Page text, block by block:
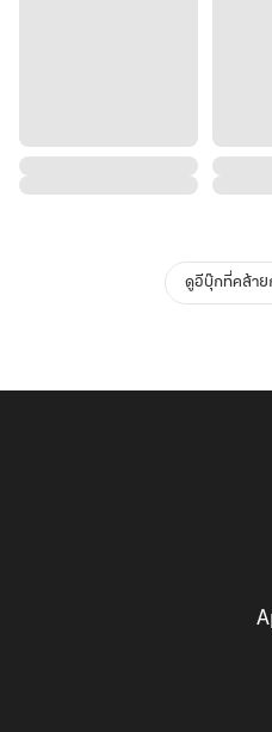
ดูอีบุ๊กที่คล้าย